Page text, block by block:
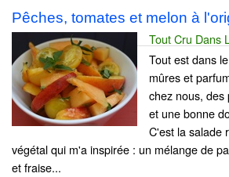
Pêches, tomates et melon à
Tout Cru Dans
Tout est dans
mûres et
chez nous, des
et une bonne
C'est la salade
végétal qui m'a inspirée : un mélange de
et fraise...